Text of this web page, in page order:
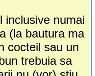
inclusive numai
(la bautura ma
cocteil sau un
trebuia sa